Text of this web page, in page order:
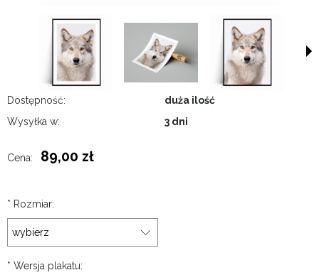
Dostępność:
duża ilość
Wysyłka w:
3 dni
Cena: 89,00 zł
* Rozmiar:
* Wersja plakatu: